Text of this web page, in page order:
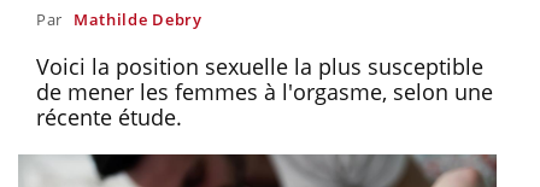
Par Mathilde Debry
Voici la position sexuelle la plus susceptible
de mener les femmes à l'orgasme, selon une
récente étude.